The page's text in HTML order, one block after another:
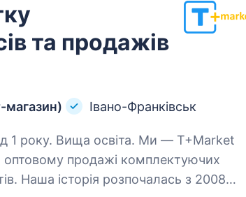
та продажів
магазин)
Івано-Франківськ
освіта. Ми — Т+Market
оптовому продажі комплектуючих
Наша історія розпочалась з 2008